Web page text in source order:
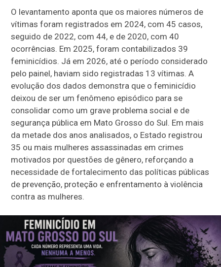
O levantamento aponta que os maiores números de
vítimas foram registrados em 2024, com 45 casos,
seguido de 2022, com 44, e de 2020, com 40
ocorrências. Em 2025, foram contabilizados 39
feminicídios. Já em 2026, até o período considerado
pelo painel, haviam sido registradas 13 vítimas. A
evolução dos dados demonstra que o feminicídio
deixou de ser um fenômeno episódico para se
consolidar como um grave problema social e de
segurança pública em Mato Grosso do Sul. Em mais
da metade dos anos analisados, o Estado registrou
35 ou mais mulheres assassinadas em crimes
motivados por questões de gênero, reforçando a
necessidade de fortalecimento das políticas públicas
de prevenção, proteção e enfrentamento à violência
contra as mulheres.